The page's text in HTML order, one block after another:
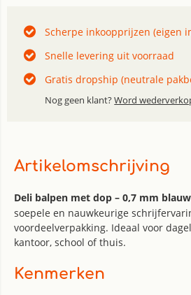
Scherpe inkoopprijzen (eigen
Snelle levering uit voorraad
Gratis dropship (neutrale
Nog geen klant?Word
Artikelomschrijving
Deli balpen met dop – 0,7 mm
soepele en nauwkeurige
voordeelverpakking. Ideaal voor
kantoor, school of thuis.
Kenmerken